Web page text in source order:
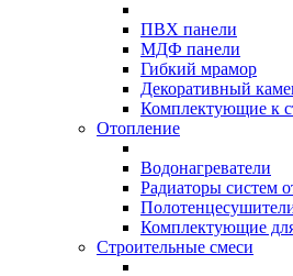
ПВХ панели
МДФ панели
Гибкий мрамор
Декоративный
Комплектующие к
Отопление
Водонагреватели
Радиаторы систем
Комплектующие
Строительные смеси